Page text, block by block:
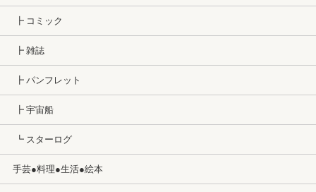
┣ コミック
┣ 雑誌
┣ パンフレット
┣ 宇宙船
┗ スターログ
手芸●料理●生活●絵本